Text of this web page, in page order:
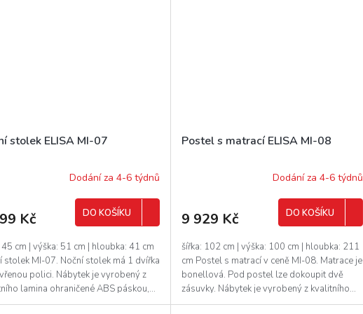
stolek ELISA MI-07
Dodání za 4-6 týdnů
Kč DO KOŠÍKU
45 cm | výška: 51 cm | hloubka: 41 cm
stolek MI-07. Noční stolek má 1 dvířka
polici. Nábytek je vyrobený z
lamina ohraničené ABS páskou,...
Postel s matrací ELISA MI-08
Dodání za 4-6 týdnů
9 929 Kč DO KOŠÍKU
šířka: 102 cm | výška: 100 cm | hloubka: 211
cm Postel s matrací v ceně MI-08. Matrace je
bonellová. Pod postel lze dokoupit dvě
zásuvky. Nábytek je vyrobený z kvalitního...